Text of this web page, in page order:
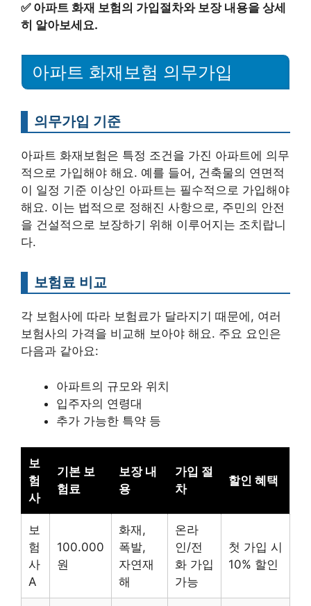
✅ 아파트 화재 보험의 가입절차와 보장 내용을 상세
히 알아보세요.
아파트 화재보험 의무가입
의무가입 기준
아파트 화재보험은 특정 조건을 가진 아파트에 의무
적으로 가입해야 해요. 예를 들어, 건축물의 연면적
이 일정 기준 이상인 아파트는 필수적으로 가입해야
해요. 이는 법적으로 정해진 사항으로, 주민의 안전
을 건설적으로 보장하기 위해 이루어지는 조치랍니
다.
보험료 비교
각 보험사에 따라 보험료가 달라지기 때문에, 여러
보험사의 가격을 비교해 보아야 해요. 주요 요인은
다음과 같아요:
아파트의 규모와 위치
입주자의 연령대
추가 가능한 특약 등
보
험
사
기본 보
험료
보장 내
용
가입 절
차
할인 혜택
보
험
사
A
100.000
원
화재,
폭발,
자연재
해
온라
인/전
화 가입
가능
첫 가입 시
10% 할인